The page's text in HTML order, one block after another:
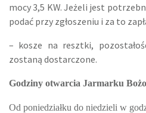
mocy 3,5 KW. Jeżeli jest
podać przy zgłoszeniu i za to
– kosze na resztki,
zostaną dostarczone.
Godziny otwarcia Jarmarku
Od poniedziałku do niedzieli w